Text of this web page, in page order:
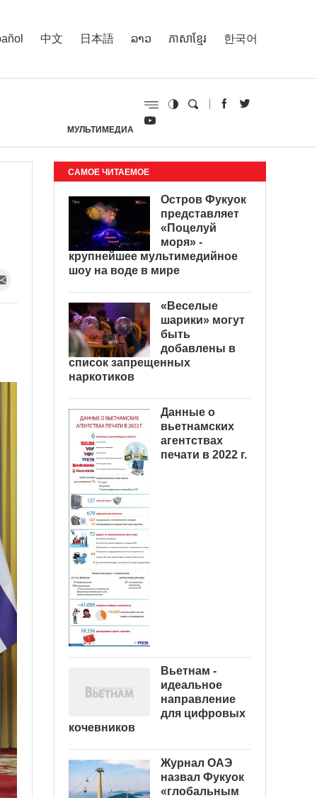
中文 日本語 ລາວ ភាសាខ្មែរ 한국어
МУЛЬТИМЕДИА
САМОЕ ЧИТАЕМОЕ
Остров Фукуок
представляет
«Поцелуй
моря» -
крупнейшее мультимедийное
шоу на воде в мире
«Веселые
шарики» могут
быть
добавлены в
список запрещенных
наркотиков
Данные о
вьетнамских
агентствах
печати в 2022 г.
Вьетнам -
идеальное
направление
для цифровых
кочевников
Журнал ОАЭ
назвал Фукуок
«глобальным